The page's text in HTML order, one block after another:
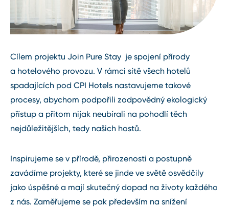
Cílem projektu Join Pure Stay je spojení přírody
a hotelového provozu. V rámci sítě všech hotelů
spadajících pod CPI Hotels nastavujeme takové
procesy, abychom podpořili zodpovědný ekologický
přístup a přitom nijak neubírali na pohodlí těch
nejdůležitějších, tedy našich hostů.
Inspirujeme se v přírodě, přirozenosti a postupně
zavádíme projekty, které se jinde ve světě osvědčily
jako úspěšné a mají skutečný dopad na životy každého
z nás. Zaměřujeme se pak především na snížení